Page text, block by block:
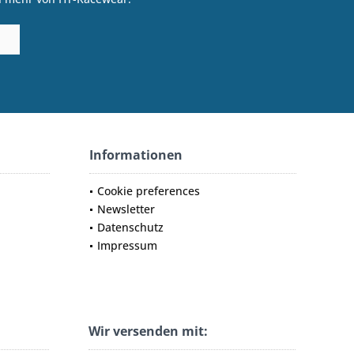
Informationen
Cookie preferences
Newsletter
Datenschutz
Impressum
Wir versenden mit: